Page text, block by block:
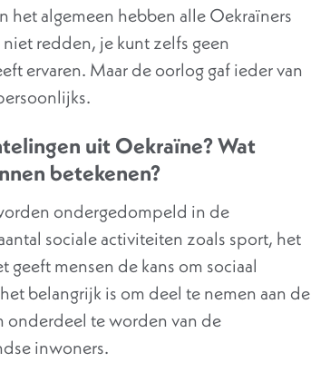
het algemeen hebben alle Oekraïners
redden, je kunt zelfs geen
ervaren. Maar de oorlog gaf ieder van
uit Oekraïne? Wat
betekenen?
ondergedompeld in de
sociale activiteiten zoals sport, het
mensen de kans om sociaal
belangrijk is om deel te nemen aan de
onderdeel te worden van de
inwoners.